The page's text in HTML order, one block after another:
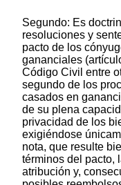
Segundo: Es
resoluciones y
pacto de los
gananciales
Código Civil entre
segundo de los
casados en
de su plena
privacidad de los
exigiéndose
nota, que resulte
términos del pacto,
atribución y,